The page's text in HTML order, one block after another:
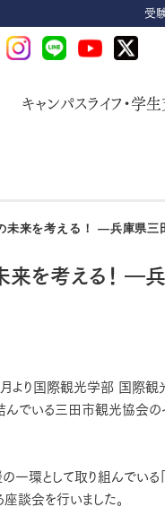
受
キャンパスライフ・学
未来を考える！ ―兵庫県三
を考える！ ―
より国際観光学部 国際観
んでいる三田市観光協会
として取り組んでいる「
談会を行いました。